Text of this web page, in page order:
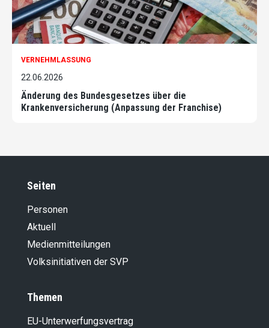
VERNEHMLASSUNG
22.06.2026
Änderung des Bundesgesetzes über die
Krankenversicherung (Anpassung der Franchise)
Seiten
Personen
Aktuell
Medienmitteilungen
Volksinitiativen der SVP
Themen
EU-Unterwerfungsvertrag